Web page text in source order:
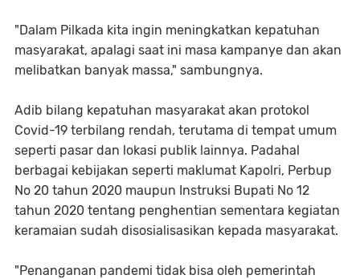
"Dalam Pilkada kita ingin meningkatkan kepatuhan
masyarakat, apalagi saat ini masa kampanye dan akan
melibatkan banyak massa," sambungnya.
Adib bilang kepatuhan masyarakat akan protokol
Covid-19 terbilang rendah, terutama di tempat umum
seperti pasar dan lokasi publik lainnya. Padahal
berbagai kebijakan seperti maklumat Kapolri, Perbup
No 20 tahun 2020 maupun Instruksi Bupati No 12
tahun 2020 tentang penghentian sementara kegiatan
keramaian sudah disosialisasikan kepada masyarakat.
"Penanganan pandemi tidak bisa oleh pemerintah